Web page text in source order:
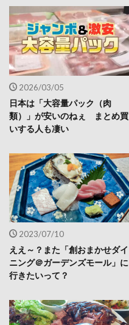
2026/03/05
日本は「大容量パック（肉
類）」が安いのねぇ まとめ買
いする人も凄い
2023/07/10
ええ～？また「創おまかせダイ
ニング＠ガーデンズモール」に
行きたいって？